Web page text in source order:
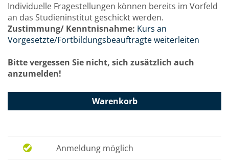
Individuelle Fragestellungen können bereits im Vorfeld
an das Studieninstitut geschickt werden.
Zustimmung/ Kenntnisnahme: Kurs an
Vorgesetzte/Fortbildungsbeauftragte weiterleiten
Bitte vergessen Sie nicht, sich zusätzlich auch
anzumelden!
Warenkorb
Anmeldung möglich